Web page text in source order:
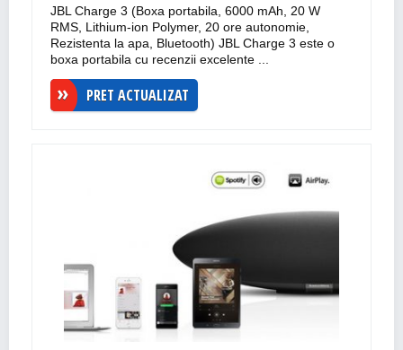
JBL Charge 3 (Boxa portabila, 6000 mAh, 20 W
RMS, Lithium-ion Polymer, 20 ore autonomie,
Rezistenta la apa, Bluetooth) JBL Charge 3 este o
boxa portabila cu recenzii excelente ...
PRET ACTUALIZAT